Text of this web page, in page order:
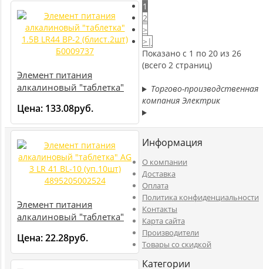
Элемент питания
алкалиновый "таблетка"
Б0009737
Цена: 133.08руб.
Элемент питания
алкалиновый "таблетка"
4895205002524
Цена:22.28руб.
1
2
>
>|
Показано с 1 по 20 из 26
(всего 2 страниц)
Торгово-производственная
компания Электрик
Информация
O компании
Доставка
Оплата
Политика конфиденциальности
Контакты
Карта сайта
Производители
Товары со скидкой
Категории